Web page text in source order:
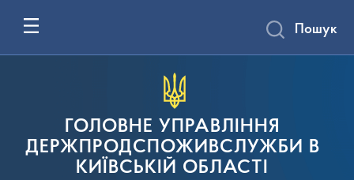
ГОЛОВНЕ УПРАВЛІННЯ
ДЕРЖПРОДСПОЖИВСЛУЖБИ В
КИЇВСЬКІЙ ОБЛАСТІ
Пошук